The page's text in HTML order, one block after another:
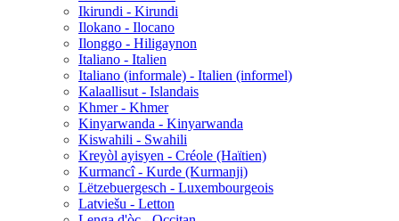
Ikirundi - Kirundi
Ilokano - Ilocano
Ilonggo - Hiligaynon
Italiano - Italien
Italiano (informale) - Italien (informel)
Kalaallisut - Islandais
Khmer - Khmer
Kinyarwanda - Kinyarwanda
Kiswahili - Swahili
Kreyòl ayisyen - Créole (Haïtien)
Kurmancî - Kurde (Kurmanji)
Lëtzebuergesch - Luxembourgeois
Latviešu - Letton